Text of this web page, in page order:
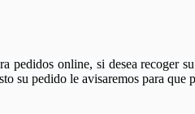
pedidos online, si desea recoger
su pedido le avisaremos para que